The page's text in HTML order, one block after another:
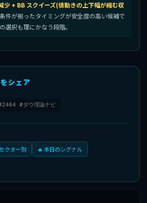
少 + BB スクイーズ(値動きの上下幅が縮む収
件が揃ったタイミングが安全度の高い候補で
選択も理にかなう段階。
シェア
#ダウ理論ナビ
クター別
🔥 本日のシグナル